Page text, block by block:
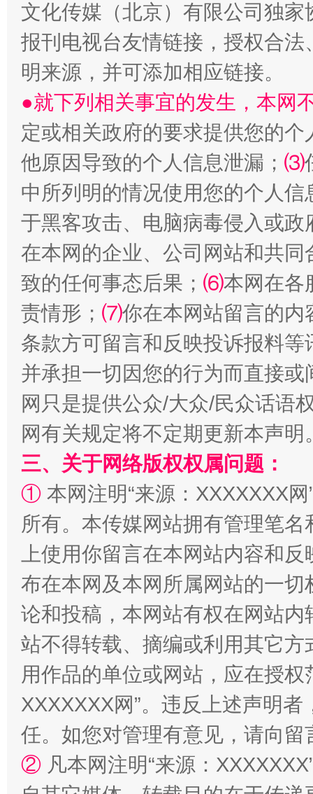
解纷+调解+退费，一次搞定
站台名比不上好声名
漫山遍野的桃花与雪山、麦地、白藏房 除
招工难、用工荒背后
网上购药对药下症？
文化传媒（北京）有限公司独
报刊电视台友情链接，授权合
明来源，并可添加相应链接。
●就下列相关事宜的发生，本网
定或相关政府的要求提供您的个
他原因导致的个人信息泄漏； ⑶
中所列明的情况使用您的个人
于黑客攻击、电脑病毒侵入或
在本网的企业、公司网站和共
致的任何事态后果； ⑹本网在各
责情形； ⑺你在本网站留言的内
条款方可留言和反映投诉报料
并承担一切因您的行为而直接
网只是提供公众/大众/民众话语
网有关规定将不定期更新本声明
三、关于网络版权权属问题：
① 本网注明“来源：XXXXXXX
所有。本传媒网站拥有管理笔
上使用你留言在本网站内容和
布在本网及本网所属网站的一
论和投稿，本网站有权在网站
站不得转载、摘编或利用其它
用作品的单位或网站，应在授
XXXXXXX网”。违反上述声明
任。如您对管理有意见，请向
② 凡本网注明“来源：